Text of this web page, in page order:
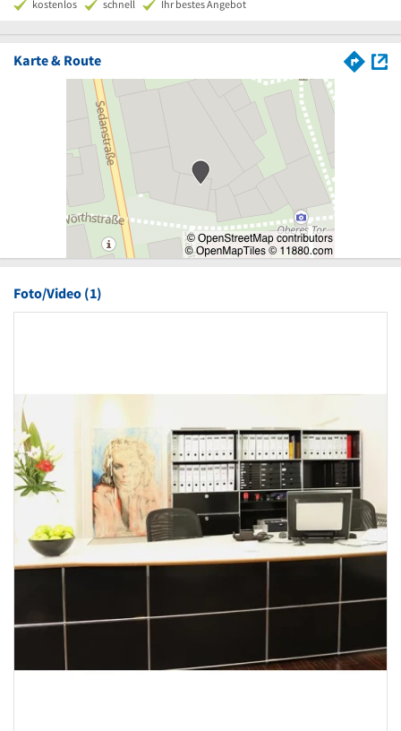
kostenlos schnell Ihr bestes Angebot
Karte & Route
Foto/Video (1)